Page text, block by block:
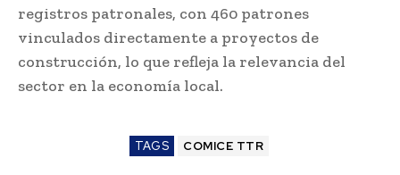
registros patronales, con 460 patrones
vinculados directamente a proyectos de
construcción, lo que refleja la relevancia del
sector en la economía local.
TAGS COMICE TTR